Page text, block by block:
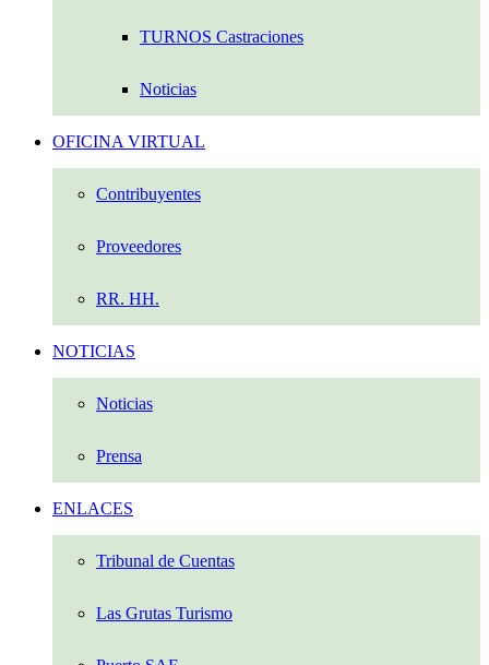
TURNOS Castraciones
Noticias
OFICINA VIRTUAL
Contribuyentes
Proveedores
RR. HH.
NOTICIAS
Noticias
Prensa
ENLACES
Tribunal de Cuentas
Las Grutas Turismo